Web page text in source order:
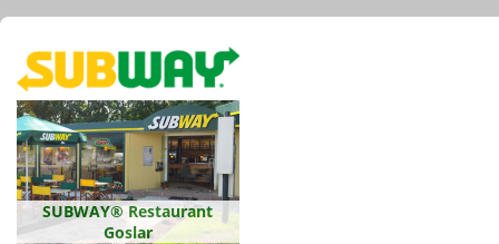
SUBWAY® Restaurant
Goslar